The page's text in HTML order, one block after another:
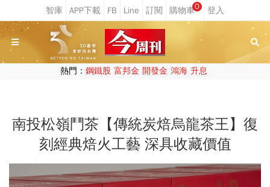
0
熱門： 鋼鐵股 富邦金 開發金 鴻海 升息
南投松嶺鬥茶【傳統炭焙烏龍茶王】復
刻經典焙火工藝 深具收藏價值